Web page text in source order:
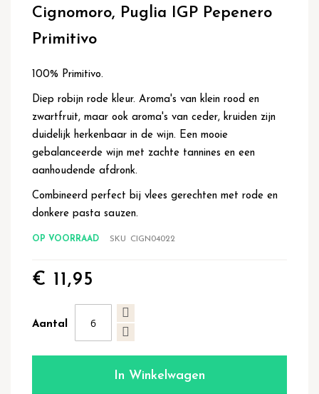
het
van
afbeeldingen-
Cignomoro, Puglia IGP Pepenero
Primitivo
100% Primitivo.
Diep robijn rode kleur. Aroma's van klein rood en
zwartfruit, maar ook aroma's van ceder, kruiden zijn
duidelijk herkenbaar in de wijn. Een mooie
gebalanceerde wijn met zachte tannines en een
aanhoudende afdronk.
Combineerd perfect bij vlees gerechten met rode en
donkere pasta sauzen.
OP VOORRAAD SKU CIGN04022
€ 11,95
Aantal
In Winkelwagen